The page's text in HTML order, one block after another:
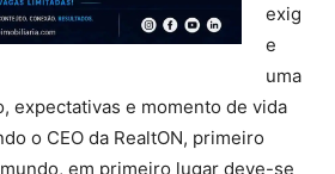
exig
e
uma
expectativas e momento de vida
o CEO da RealtON, primeiro
em primeiro lugar deve-se